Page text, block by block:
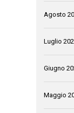
Agosto
Luglio
Giugno
Maggio